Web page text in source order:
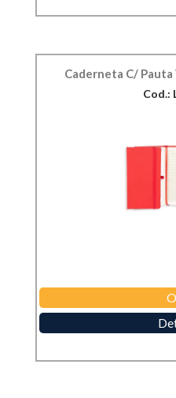
Caderneta C/
Cod.: